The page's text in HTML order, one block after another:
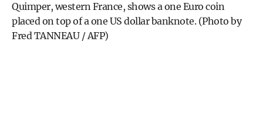
Quimper, western France, shows a one Euro coin
placed on top of a one US dollar banknote. (Photo by
Fred TANNEAU / AFP)